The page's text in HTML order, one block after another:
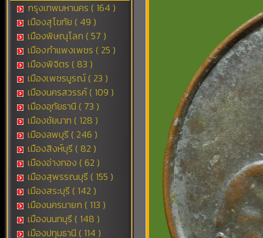
กรุงเทพมหานคร ( 164 )
เมืองสุโขทัย ( 49 )
เมืองพิษณุโลก ( 57 )
เมืองกำแพงเพชร ( 25 )
เมืองพิจิตร ( 83 )
เมืองเพชรบูรณ์ ( 23 )
เมืองนครสวรรค์ ( 109 )
เมืองอุทัยธานี ( 73 )
เมืองชัยนาท ( 128 )
เมืองลพบุรี ( 246 )
เมืองสิงห์บุรี ( 82 )
เมืองอ่างทอง ( 62 )
เมืองสุพรรณบุรี ( 155 )
เมืองสระบุรี ( 142 )
เมืองนครนายก ( 113 )
เมืองนนทบุรี ( 148 )
เมืองปทุมธานี ( 114 )